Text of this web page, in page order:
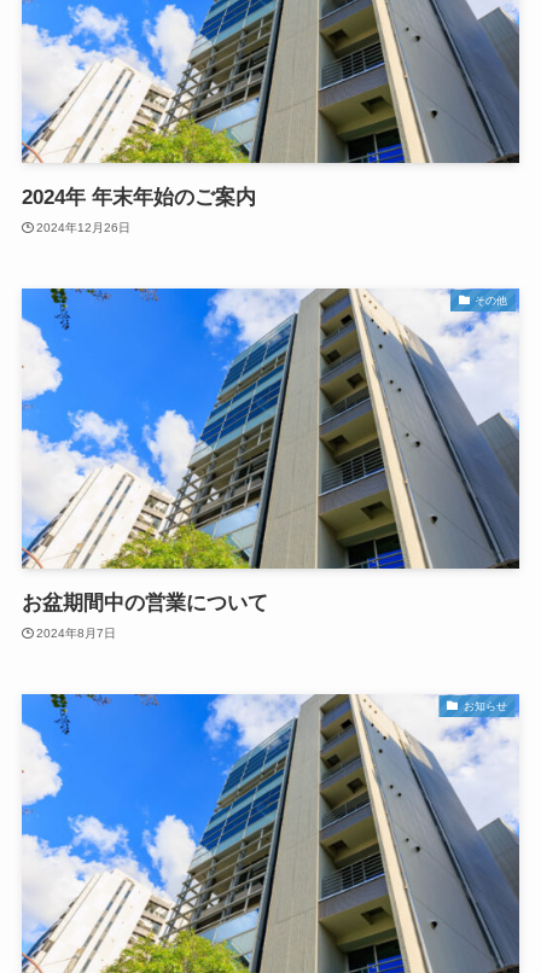
2024年 年末年始のご案内
2024年12月26日
その他
お盆期間中の営業について
2024年8月7日
お知らせ